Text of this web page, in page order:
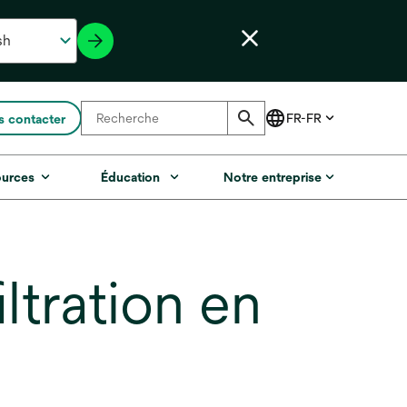
contacter
Éducation Notre entreprise
en